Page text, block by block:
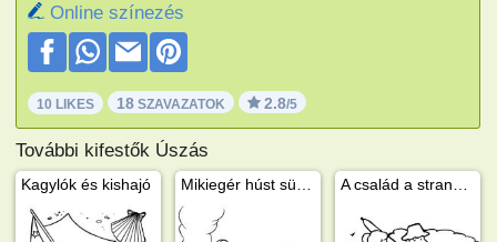
Online színezés
10 LIKES 18 SZAVAZATOK 2.8/5
További kifestők Úszás
Kagylók és kishajó